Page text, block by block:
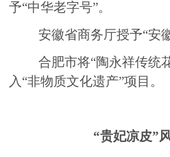
予“中华老字号”。
安徽省商务厅授予“安
合肥市将“陶永祥传统
入“非物质文化遗产”项目 。
“贵妃凉皮”